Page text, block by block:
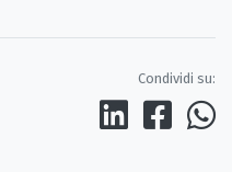
Condividi su: